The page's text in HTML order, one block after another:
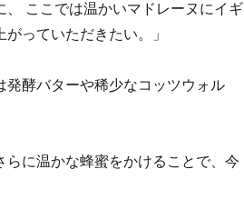
、 ここでは温かいマドレーヌにイギ
っていただきたい。」
発酵バターや稀少なコッツウォル
に温かな蜂蜜をかけることで、今